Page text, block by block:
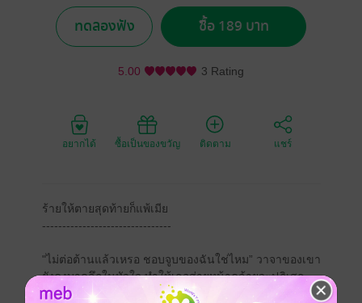
ทดลองฟัง ซื้อ 189 บาท
5.00 3 Rating
อยากได้ ซื้อเป็นของขวัญ ติดตาม แชร์
ร้ายให้ตายสุดท้ายก็แพ้เมีย
--------------------------------
"ไม่ต่อต้านแล้วเหรอ ชอบจูบของฉันใช่ไหม” วาจาของเขา
ยังคงบาดลึกในหัวใจ ทำให้เธอส่ายหน้าคล้ายจะปฏิเสธ
“มะ ไม่...หวาน ไม่ชอบ”